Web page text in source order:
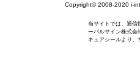
Copyright© 2008-2020 i-
当サイトでは、通信
ーバルサイン株式会
キュアシールより、